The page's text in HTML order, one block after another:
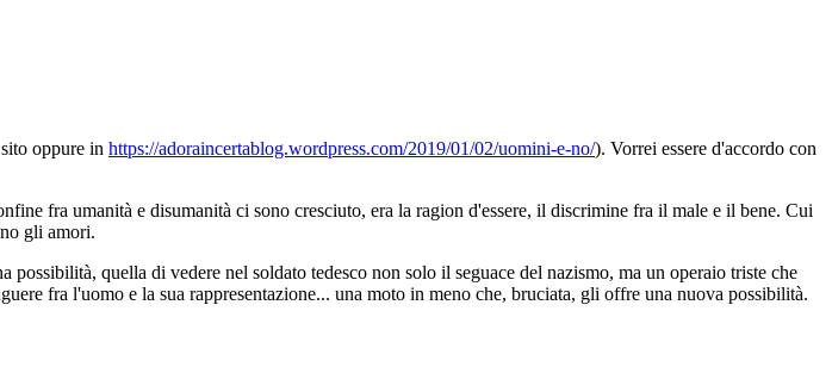
oppure in https://adoraincertablog.wordpress.com/2019/01/02/uomini-e-no/). Vorrei essere d'accordo con
fra umanità e disumanità ci sono cresciuto, era la ragion d'essere, il discrimine fra il male e il bene. Cui
gli amori.
quella di vedere nel soldato tedesco non solo il seguace del nazismo, ma un operaio triste che
fra l'uomo e la sua rappresentazione... una moto in meno che, bruciata, gli offre una nuova possibilità.